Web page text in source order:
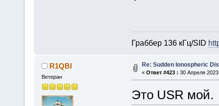
Граббер 136 кГц/SID
R1QBI
Ветеран
Re: Sudden Ionospheric
« Ответ #423 : 30 Апреля
Это USR мой.